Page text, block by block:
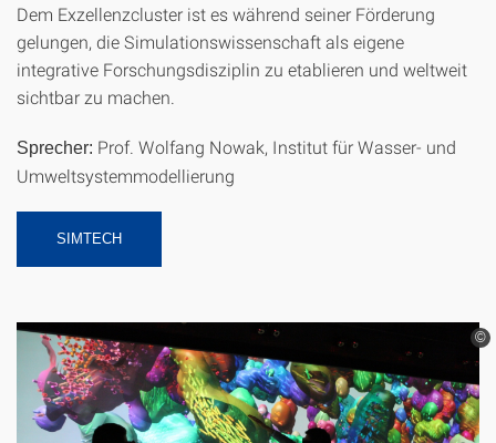
Dem Exzellenzcluster ist es während seiner Förderung
gelungen, die Simulationswissenschaft als eigene
integrative Forschungsdisziplin zu etablieren und weltweit
sichtbar zu machen.
Sprecher: Prof. Wolfang Nowak, Institut für Wasser- und
Umweltsystemmodellierung
SIMTECH
©